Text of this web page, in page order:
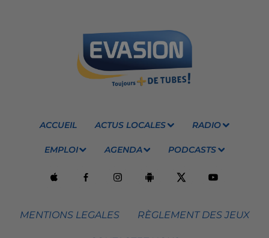
ACCUEIL ACTUS LOCALES RADIO
EMPLOI AGENDA PODCASTS
MENTIONS LEGALES RÈGLEMENT DES JEUX